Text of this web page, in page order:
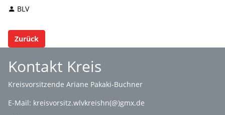
BLV
Zurück
Kontakt Kreis
Kreisvorsitzende Ariane Pakaki-Buchner
E-Mail: kreisvorsitz.wlvkreishn(@)gmx.de